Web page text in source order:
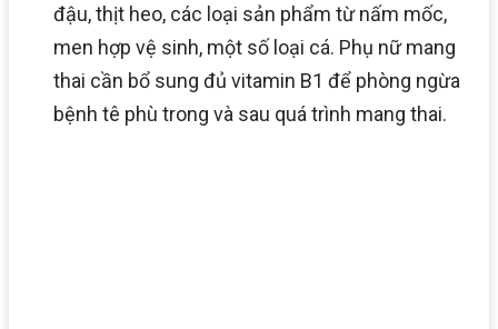
đậu, thịt heo, các loại sản phẩm từ nấm mốc,
men hợp vệ sinh, một số loại cá. Phụ nữ mang
thai cần bổ sung đủ vitamin B1 để phòng ngừa
bệnh tê phù trong và sau quá trình mang thai.